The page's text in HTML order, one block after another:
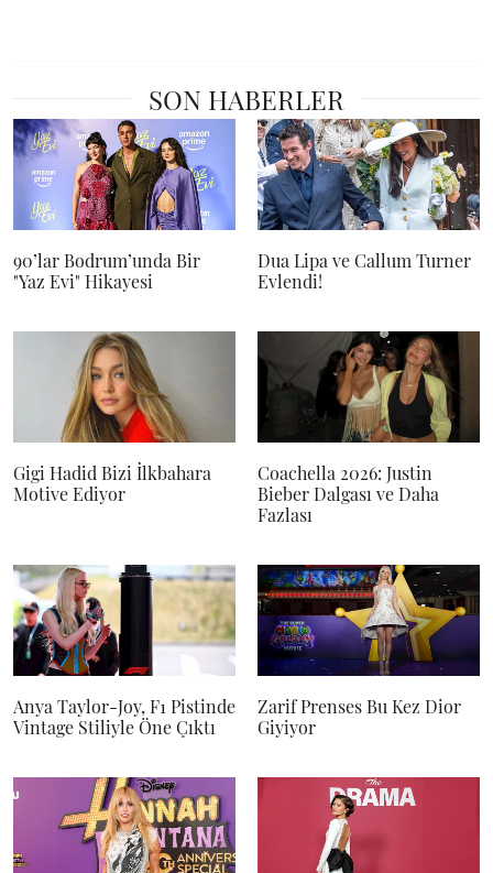
SON HABERLER
90’lar Bodrum’unda Bir
"Yaz Evi" Hikayesi
Dua Lipa ve Callum Turner
Evlendi!
Gigi Hadid Bizi İlkbahara
Motive Ediyor
Coachella 2026: Justin
Bieber Dalgası ve Daha
Fazlası
Anya Taylor-Joy, F1 Pistinde
Vintage Stiliyle Öne Çıktı
Zarif Prenses Bu Kez Dior
Giyiyor